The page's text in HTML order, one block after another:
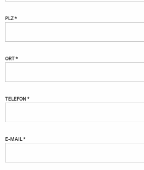
PLZ *
ORT *
TELEFON *
E-MAIL *